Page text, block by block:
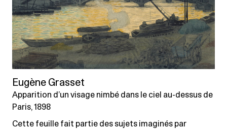
Eugène Grasset
Apparition d’un visage nimbé dans le ciel au-dessus de
Paris, 1898
Cette feuille fait partie des sujets imaginés par